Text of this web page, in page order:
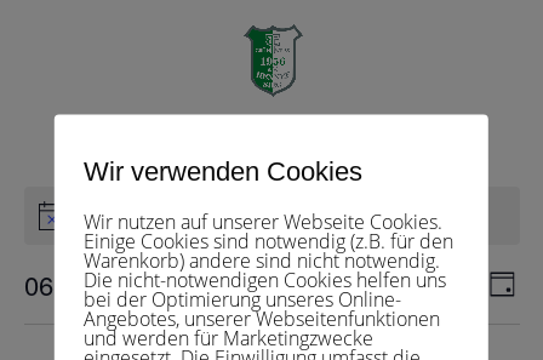
Veranstaltungen
für
6.August
2026
HinweisEs sind keine anstehenden Veranstaltungen vorhanden.
Suche
und
SucheTag
06.08.2026
Wir verwenden Cookies
Wir nutzen auf unserer Webseite Cookies.
Einige Cookies sind notwendig (z.B. für den
Warenkorb) andere sind nicht notwendig.
Die nicht-notwendigen Cookies helfen uns
bei der Optimierung unseres Online-
Angebotes, unserer Webseitenfunktionen
und werden für Marketingzwecke